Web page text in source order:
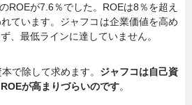
連載一覧
ROEが7.6％でした。ROEは8％を超え
ています。ジャフコは企業価値を高め
、最低ラインに達していません。
で除して求めます。 ジャフコは自己資
が高まりづらいのです。